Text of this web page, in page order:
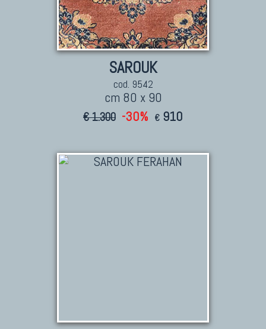
SAROUK
cod. 9542
cm 80 x 90
€ 1.300 -30% € 910